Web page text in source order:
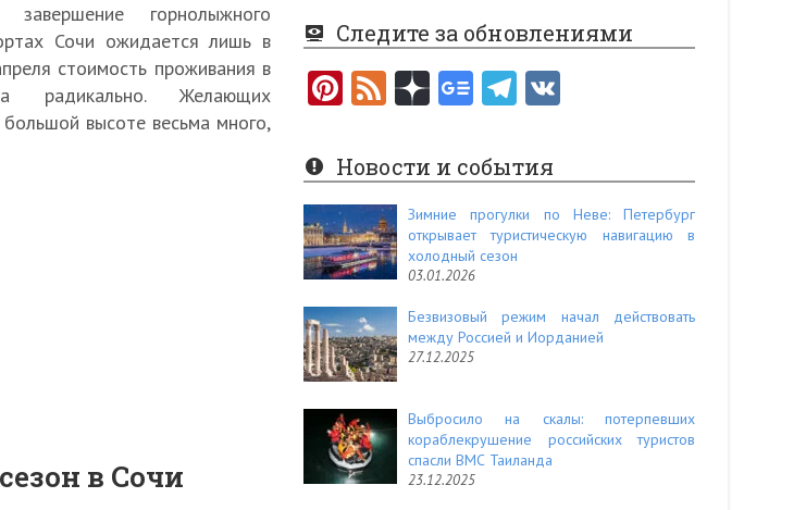
завершение горнолыжного
Сочи ожидается лишь в
стоимость проживания в
радикально. Желающих
высоте весьма много,
в Сочи
Следите за обновлениями
Pi
er
es
t
F
e
d
Новости и события
Зимние прогулки по Неве: Петербург
открывает туристическую навигацию в
холодный сезон
03.01.2026
Безвизовый режим начал действовать
между Россией и Иорданией
27.12.2025
Выбросило на скалы: потерпевших
кораблекрушение российских туристов
спасли ВМС Таиланда
23.12.2025